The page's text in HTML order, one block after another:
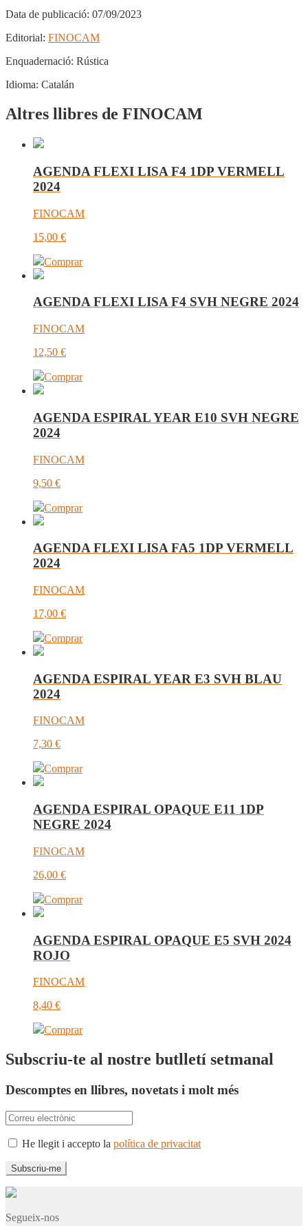
Data de publicació: 07/09/2023
Editorial: FINOCAM
Enquadernació: Rústica
Idioma: Catalán
Altres llibres de FINOCAM
AGENDA FLEXI LISA F4 1DP VERMELL
2024
FINOCAM
15,00 €
Comprar
AGENDA FLEXI LISA F4 SVH NEGRE 2024
FINOCAM
12,50 €
Comprar
AGENDA ESPIRAL YEAR E10 SVH NEGRE
2024
FINOCAM
9,50 €
Comprar
AGENDA FLEXI LISA FA5 1DP VERMELL
2024
FINOCAM
17,00 €
Comprar
AGENDA ESPIRAL YEAR E3 SVH BLAU
2024
FINOCAM
7,30 €
Comprar
AGENDA ESPIRAL OPAQUE E11 1DP
NEGRE 2024
FINOCAM
26,00 €
Comprar
AGENDA ESPIRAL OPAQUE E5 SVH 2024
ROJO
FINOCAM
8,40 €
Comprar
Subscriu-te al nostre butlletí setmanal
Descomptes en llibres, novetats i molt més
He llegit i accepto la política de privacitat
Segueix-nos